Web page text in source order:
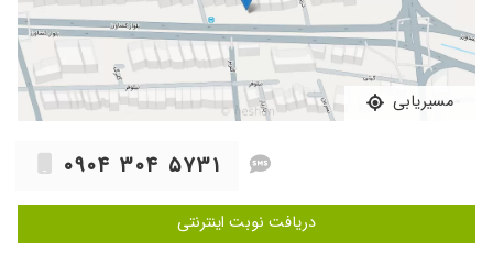
مسیریابی
۰۹۰۴ ۳۰۴ ۵۷۳۱
دریافت نوبت اینترنتی